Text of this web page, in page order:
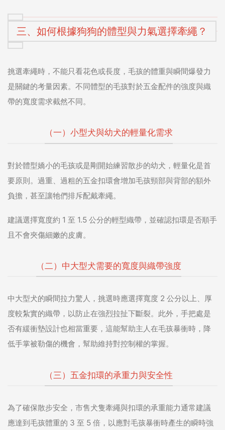
三、如何根據狗狗的體型與力氣選擇牽繩？
挑選牽繩時，不能只看花色或長度，毛孩的體重與瞬間爆發力
是關鍵的考量因素。不同體型的毛孩對於五金配件的強度與織
帶的寬度需求截然不同。
（一）小型犬與幼犬的輕量化需求
對於體型嬌小的毛孩或是剛開始練習散步的幼犬，輕量化是首
要原則。過重、過粗的五金扣環會增加毛孩頸部與背部的額外
負擔，甚至讓牠們排斥配戴牽繩。
建議選擇寬度約 1 至 1.5 公分的輕型織帶，並確認扣環是否順手
且不會夾傷細嫩的皮膚。
（二）中大型犬需要的寬度與織帶強度
中大型犬的瞬間拉力驚人，挑選時應選擇寬度 2 公分以上、厚
度較紮實的織帶，以防止在強烈拉扯下斷裂。此外，手把處是
否有緩衝墊設計也相當重要，這能幫助主人在毛孩暴衝時，降
低手掌被勒傷的機會，幫助維持對控制權的掌握。
（三）五金扣環的承重力與安全性
為了確保散步安全，市售犬隻牽繩與扣環的承重能力通常建議
應達到毛孩體重的 3 至 5 倍，以應對毛孩暴衝時產生的瞬時強